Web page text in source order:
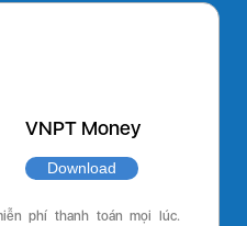
VNPT Money
Download
phí thanh toán mọi lúc.